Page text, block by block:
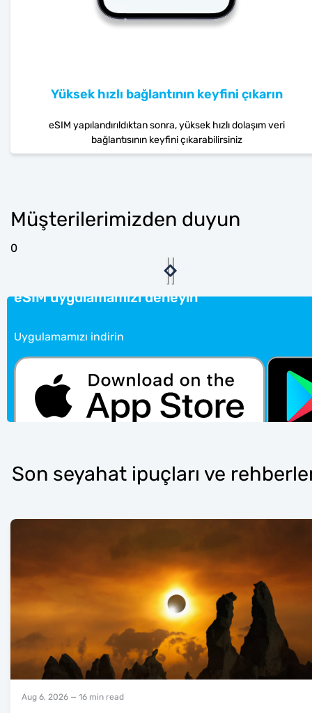
Yüksek hızlı bağlantının keyfini çıkarın
eSIM yapılandırıldıktan sonra, yüksek hızlı dolaşım veri
bağlantısının keyfini çıkarabilirsiniz
Müşterilerimizden duyun
0
eSIM uygulamamızı deneyin
Uygulamamızı indirin
Son seyahat ipuçları ve
Aug 6, 2026 — 16 min read